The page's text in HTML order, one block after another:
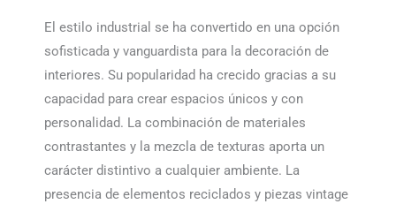
El estilo industrial se ha convertido en una opción
sofisticada y vanguardista para la decoración de
interiores. Su popularidad ha crecido gracias a su
capacidad para crear espacios únicos y con
personalidad. La combinación de materiales
contrastantes y la mezcla de texturas aporta un
carácter distintivo a cualquier ambiente. La
presencia de elementos reciclados y piezas vintage